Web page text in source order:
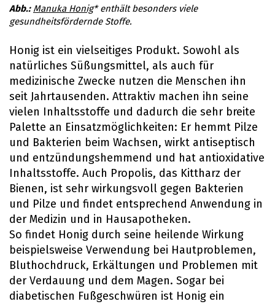
Manuka Honig* enthält besonders viele
gesundheitsfördernde Stoffe.
Honig ist ein vielseitiges Produkt. Sowohl als
natürliches Süßungsmittel, als auch für
medizinische Zwecke nutzen die Menschen ihn
seit Jahrtausenden. Attraktiv machen ihn seine
vielen Inhaltsstoffe und dadurch die sehr breite
Palette an Einsatzmöglichkeiten: Er hemmt Pilze
und Bakterien beim Wachsen, wirkt antiseptisch
und entzündungshemmend und hat antioxidative
Inhaltsstoffe. Auch Propolis, das Kittharz der
Bienen, ist sehr wirkungsvoll gegen Bakterien
und Pilze und findet entsprechend Anwendung in
der Medizin und in Hausapotheken.
So findet Honig durch seine heilende Wirkung
beispielsweise Verwendung bei Hautproblemen,
Bluthochdruck, Erkältungen und Problemen mit
der Verdauung und dem Magen. Sogar bei
diabetischen Fußgeschwüren ist Honig ein